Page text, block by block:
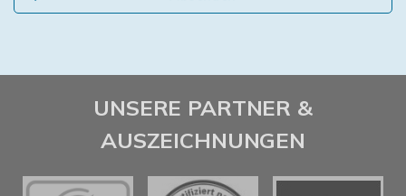
UNSERE PARTNER &
AUSZEICHNUNGEN